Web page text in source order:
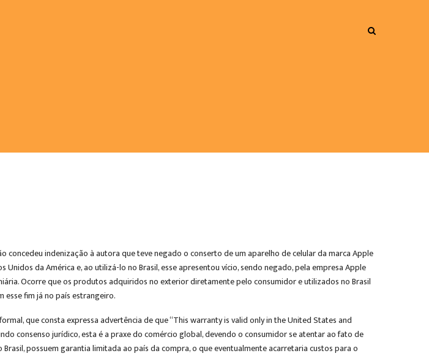
indenização à autora que teve negado o conserto de um aparelho de celular da marca Apple
da América e, ao utilizá-lo no Brasil, esse apresentou vício, sendo negado, pela empresa Apple
Ocorre que os produtos adquiridos no exterior diretamente pelo consumidor e utilizados no Brasil
fim já no país estrangeiro.
que consta expressa advertência de que “This warranty is valid only in the United States and
consenso jurídico, esta é a praxe do comércio global, devendo o consumidor se atentar ao fato de
possuem garantia limitada ao país da compra, o que eventualmente acarretaria custos para o